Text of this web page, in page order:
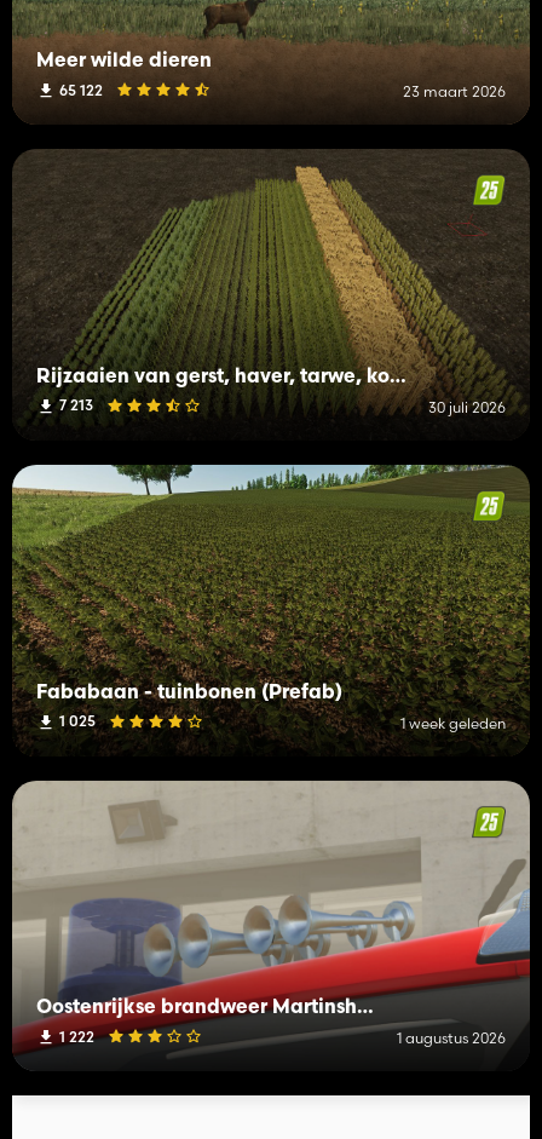
Meer wilde dieren
65 122 23 maart 2026
Rijzaaien van gerst, haver, tarwe, koolzaad (Prefab)
7 213 30 juli 2026
Fababaan - tuinbonen (Prefab)
1 025 1 week geleden
Oostenrijkse brandweer Martinshorn Pack (Prefab)
1 222 1 augustus 2026